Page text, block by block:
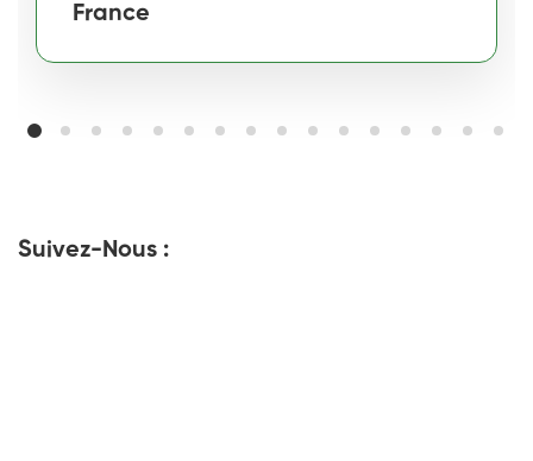
France
Suivez-Nous :